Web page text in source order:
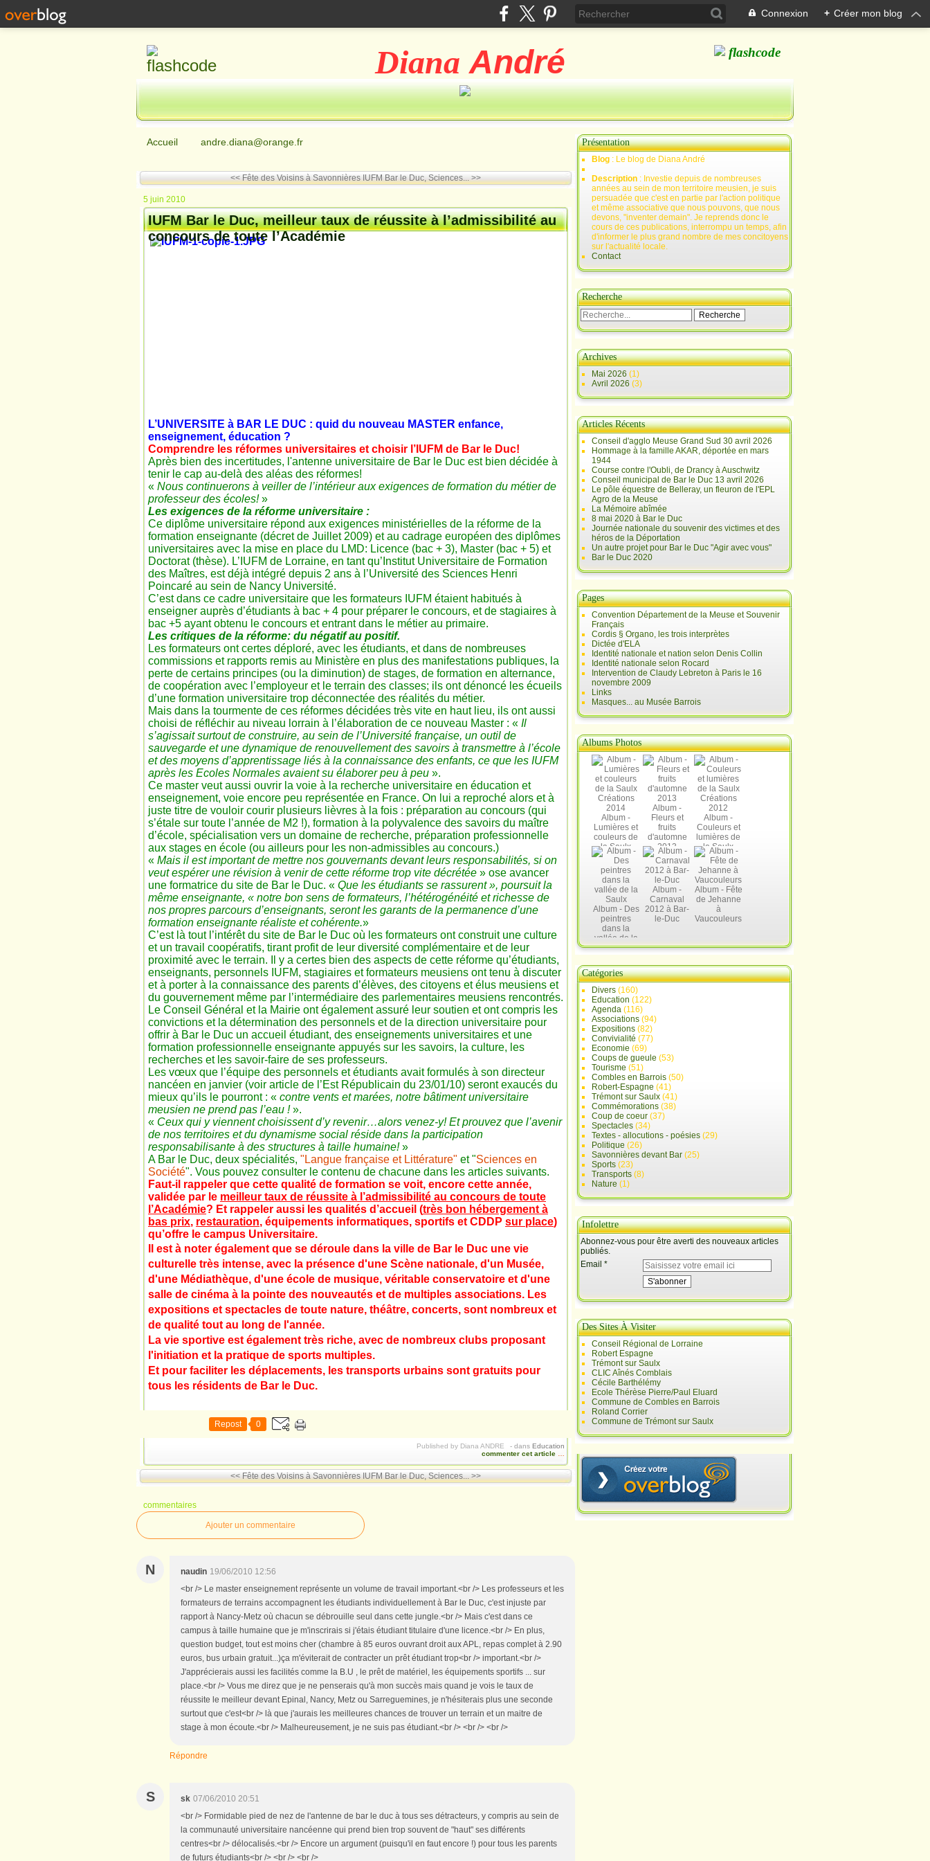
Connexion + Créer mon blog
Diana André
Accueil andre.diana@orange.fr
<< Fête des Voisins à Savonnières IUFM Bar le Duc, Sciences... >>
5 juin 2010
IUFM Bar le Duc, meilleur taux de réussite à l’admissibilité au
concours de toute l’Académie
L’UNIVERSITE à BAR LE DUC : quid du nouveau MASTER enfance,
enseignement, éducation ?
Comprendre les réformes universitaires et choisir l’IUFM de Bar le Duc!
Après bien des incertitudes, l'antenne universitaire de Bar le Duc est bien décidée à
tenir le cap au-delà des aléas des réformes!
« Nous continuerons à veiller de l’intérieur aux exigences de formation du métier de
professeur des écoles!»
Les exigences de la réforme universitaire :
Ce diplôme universitaire répond aux exigences ministérielles de la réforme de la
formation enseignante (décret de Juillet 2009) et au cadrage européen des diplômes
universitaires avec la mise en place du LMD: Licence (bac + 3), Master (bac + 5) et
Doctorat (thèse). L’IUFM de Lorraine, en tant qu’Institut Universitaire de Formation
des Maîtres, est déjà intégré depuis 2 ans à l’Université des Sciences Henri
Poincaré au sein de Nancy Université.
C’est dans ce cadre universitaire que les formateurs IUFM étaient habitués à
enseigner auprès d’étudiants à bac + 4 pour préparer le concours, et de stagiaires à
bac +5 ayant obtenu le concours et entrant dans le métier au primaire.
Les critiques de la réforme: du négatif au positif.
Les formateurs ont certes déploré, avec les étudiants, et dans de nombreuses
commissions et rapports remis au Ministère en plus des manifestations publiques, la
perte de certains principes (ou la diminution) de stages, de formation en alternance,
de coopération avec l’employeur et le terrain des classes; ils ont dénoncé les écueils
d’une formation universitaire trop déconnectée des réalités du métier.
Mais dans la tourmente de ces réformes décidées très vite en haut lieu, ils ont aussi
choisi de réfléchir au niveau lorrain à l’élaboration de ce nouveau Master : « Il
s’agissait surtout de construire, au sein de l’Université française, un outil de
sauvegarde et une dynamique de renouvellement des savoirs à transmettre à l’école
et des moyens d’apprentissage liés à la connaissance des enfants, ce que les IUFM
après les Ecoles Normales avaient su élaborer peu à peu ».
Ce master veut aussi ouvrir la voie à la recherche universitaire en éducation et
enseignement, voie encore peu représentée en France. On lui a reproché alors et à
juste titre de vouloir courir plusieurs lièvres à la fois : préparation au concours (qui
s’étale sur toute l’année de M2 !), formation à la polyvalence des savoirs du maître
d’école, spécialisation vers un domaine de recherche, préparation professionnelle
aux stages en école (ou ailleurs pour les non-admissibles au concours.)
« Mais il est important de mettre nos gouvernants devant leurs responsabilités, si on
veut espérer une révision à venir de cette réforme trop vite décrétée » ose avancer
une formatrice du site de Bar le Duc. « Que les étudiants se rassurent », poursuit la
même enseignante, « notre bon sens de formateurs, l’hétérogénéité et richesse de
nos propres parcours d’enseignants, seront les garants de la permanence d’une
formation enseignante réaliste et cohérente.»
C’est là tout l’intérêt du site de Bar le Duc où les formateurs ont construit une culture
et un travail coopératifs, tirant profit de leur diversité complémentaire et de leur
proximité avec le terrain. Il y a certes bien des aspects de cette réforme qu’étudiants,
enseignants, personnels IUFM, stagiaires et formateurs meusiens ont tenu à discuter
et à porter à la connaissance des parents d’élèves, des citoyens et élus meusiens et
du gouvernement même par l’intermédiaire des parlementaires meusiens rencontrés.
Le Conseil Général et la Mairie ont également assuré leur soutien et ont compris les
convictions et la détermination des personnels et de la direction universitaire pour
offrir à Bar le Duc un accueil étudiant, des enseignements universitaires et une
formation professionnelle enseignante appuyés sur les savoirs, la culture, les
recherches et les savoir-faire de ses professeurs.
Les vœux que l’équipe des personnels et étudiants avait formulés à son directeur
nancéen en janvier (voir article de l’Est Républicain du 23/01/10) seront exaucés du
mieux qu’ils le pourront : « contre vents et marées, notre bâtiment universitaire
meusien ne prend pas l’eau !».
« Ceux qui y viennent choisissent d’y revenir…alors venez-y! Et prouvez que l’avenir
de nos territoires et du dynamisme social réside dans la participation
responsabilisante à des structures à taille humaine!»
A Bar le Duc, deux spécialités, "Langue française et Littérature" et "Sciences en
Société". Vous pouvez consulter le contenu de chacune dans les articles suivants.
Faut-il rappeler que cette qualité de formation se voit, encore cette année,
validée par le meilleur taux de réussite à l’admissibilité au concours de toute
l’Académie? Et rappeler aussi les qualités d’accueil (très bon hébergement à
bas prix, restauration, équipements informatiques, sportifs et CDDP sur place)
qu’offre le campus Universitaire.
Il est à noter également que se déroule dans la ville de Bar le Duc une vie
culturelle très intense, avec la présence d'une Scène nationale, d'un Musée,
d'une Médiathèque, d'une école de musique, véritable conservatoire et d'une
salle de cinéma à la pointe des nouveautés et de multiples associations. Les
expositions et spectacles de toute nature, théâtre, concerts, sont nombreux et
de qualité tout au long de l'année.
La vie sportive est également très riche, avec de nombreux clubs proposant
l'initiation et la pratique de sports multiples.
Et pour faciliter les déplacements, les transports urbains sont gratuits pour
tous les résidents de Bar le Duc.
Repost 0
Published by Diana ANDRE - dans Education
commenter cet article
<< Fête des Voisins à Savonnières IUFM Bar le Duc, Sciences... >>
commentaires
Ajouter un commentaire
N naudin 19/06/2010 12:56
<br /> Le master enseignement représente un volume de travail important.<br /> Les professeurs et les
formateurs de terrains accompagnent les étudiants individuellement à Bar le Duc, c'est injuste par
rapport à Nancy-Metz où chacun se débrouille seul dans cette jungle.<br /> Mais c'est dans ce
campus à taille humaine que je m'inscrirais si j'étais étudiant titulaire d'une licence.<br /> En plus,
question budget, tout est moins cher (chambre à 85 euros ouvrant droit aux APL, repas complet à 2.90
euros, bus urbain gratuit...)ça m'éviterait de contracter un prêt étudiant trop<br /> important.<br />
J'apprécierais aussi les facilités comme la B.U , le prêt de matériel, les équipements sportifs ... sur
place.<br /> Vous me direz que je ne penserais qu'à mon succès mais quand je vois le taux de
réussite le meilleur devant Epinal, Nancy, Metz ou Sarreguemines, je n'hésiterais plus une seconde
surtout que c'est<br /> là que j'aurais les meilleures chances de trouver un terrain et un maitre de
stage à mon écoute.<br /> Malheureusement, je ne suis pas étudiant.<br /> <br /> <br />
Répondre
S sk 07/06/2010 20:51
<br /> Formidable pied de nez de l'antenne de bar le duc à tous ses détracteurs, y compris au sein de
la communauté universitaire nancéenne qui prend bien trop souvent de "haut" ses différents
centres<br /> délocalisés.<br /> Encore un argument (puisqu'il en faut encore !) pour tous les parents
de futurs étudiants<br /> <br /> <br />
Présentation
Blog : Le blog de Diana André
Description : Investie depuis de nombreuses
années au sein de mon territoire meusien, je suis
persuadée que c'est en partie par l'action politique
et même associative que nous pouvons, que nous
devons, "inventer demain". Je reprends donc le
cours de ces publications, interrompu un temps, afin
d'informer le plus grand nombre de mes concitoyens
sur l'actualité locale.
Contact
Recherche
Archives
Mai 2026 (1)
Avril 2026 (3)
Articles Récents
Conseil d'agglo Meuse Grand Sud 30 avril 2026
Hommage à la famille AKAR, déportée en mars
1944
Course contre l'Oubli, de Drancy à Auschwitz
Conseil municipal de Bar le Duc 13 avril 2026
Le pôle équestre de Belleray, un fleuron de l'EPL
Agro de la Meuse
La Mémoire abîmée
8 mai 2020 à Bar le Duc
Journée nationale du souvenir des victimes et des
héros de la Déportation
Un autre projet pour Bar le Duc "Agir avec vous"
Bar le Duc 2020
Pages
Convention Département de la Meuse et Souvenir
Français
Cordis § Organo, les trois interprètes
Dictée d'ELA
Identité nationale et nation selon Denis Collin
Identité nationale selon Rocard
Intervention de Claudy Lebreton à Paris le 16
novembre 2009
Links
Masques... au Musée Barrois
Albums Photos
Album -
Lumières et
couleurs de
la Saulx
Créations
2014
Album -
Fleurs et
fruits
d'automne
2013
Album -
Couleurs et
lumières de
la Saulx
Créations
2012
Album - Des
peintres
dans la
vallée de la
Saulx
Album -
Carnaval
2012 à Bar-
le-Duc
Album - Fête
de Jehanne
à
Vaucouleurs
Catégories
Divers (160)
Education (122)
Agenda (116)
Associations (94)
Expositions (82)
Convivialité (77)
Economie (69)
Coups de gueule (53)
Tourisme (51)
Combles en Barrois (50)
Robert-Espagne (41)
Trémont sur Saulx (41)
Commémorations (38)
Coup de coeur (37)
Spectacles (34)
Textes - allocutions - poésies (29)
Politique (26)
Savonnières devant Bar (25)
Sports (23)
Transports (8)
Nature (1)
Infolettre
Abonnez-vous pour être averti des nouveaux articles
publiés.
Email
Des Sites À Visiter
Conseil Régional de Lorraine
Robert Espagne
Trémont sur Saulx
CLIC Aînés Comblais
Cécile Barthélémy
Ecole Thérèse Pierre/Paul Eluard
Commune de Combles en Barrois
Roland Corrier
Commune de Trémont sur Saulx